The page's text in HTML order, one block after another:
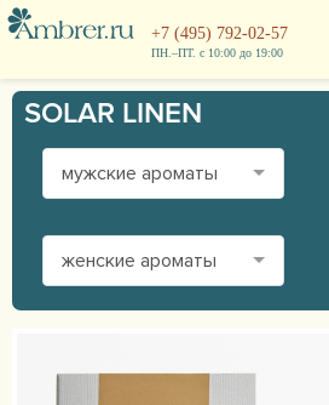
+7 (495) 792-02-57
ПН.–ПТ. с 10:00 до 19:00
SOLAR LINEN
мужские ароматы
женские ароматы